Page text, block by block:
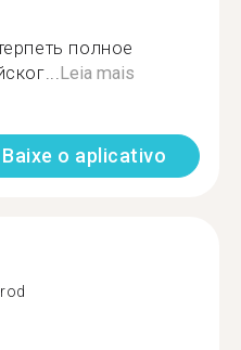
полное
Leia mais
Baixe o aplicativo